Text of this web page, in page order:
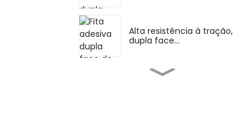
Alta resistência à tração,
dupla face...
Adesivo de borracha de